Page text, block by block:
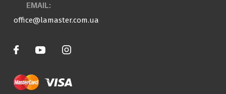
EMAIL:
office@lamaster.com.ua